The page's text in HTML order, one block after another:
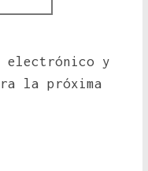
electrónico y
la próxima